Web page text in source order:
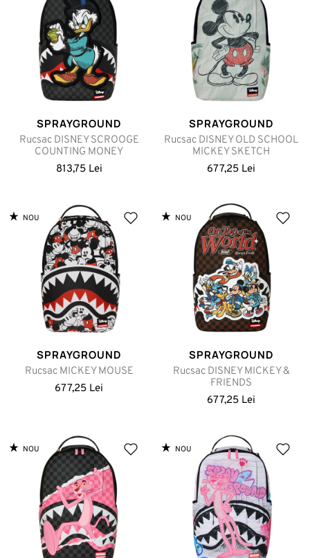
SPRAYGROUND
Rucsac DISNEY SCROOGE
COUNTING MONEY
813,75 Lei
SPRAYGROUND
Rucsac DISNEY OLD SCHOOL
MICKEY SKETCH
677,25 Lei
NOU
SPRAYGROUND
Rucsac MICKEY MOUSE
677,25 Lei
NOU
SPRAYGROUND
Rucsac DISNEY MICKEY &
FRIENDS
677,25 Lei
NOU NOU